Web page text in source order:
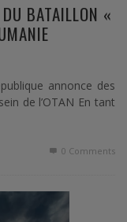
BATAILLON «
annonce des
de l’OTAN En tant
0 Comments